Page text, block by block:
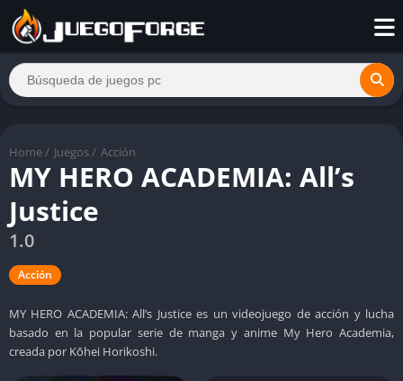
Home / Juegos / Acción
MY HERO ACADEMIA: All’s
Justice
1.0
Acción
MY HERO ACADEMIA: All’s Justice es un videojuego de acción y lucha
basado en la popular serie de manga y anime My Hero Academia,
creada por Kōhei Horikoshi.